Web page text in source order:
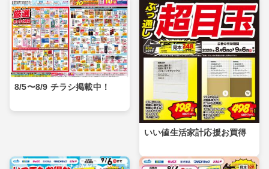
8/5〜8/9 チラシ掲載中！
いい値生活家計応援お買得